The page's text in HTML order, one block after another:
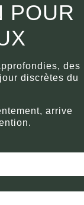
POUR
des
discrètes du
arrive